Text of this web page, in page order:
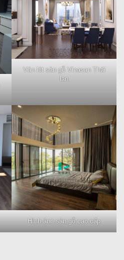
Ván lót sàn gỗ Vinasan Thái
lan
Hình ảnh sàn gỗ cao cấp